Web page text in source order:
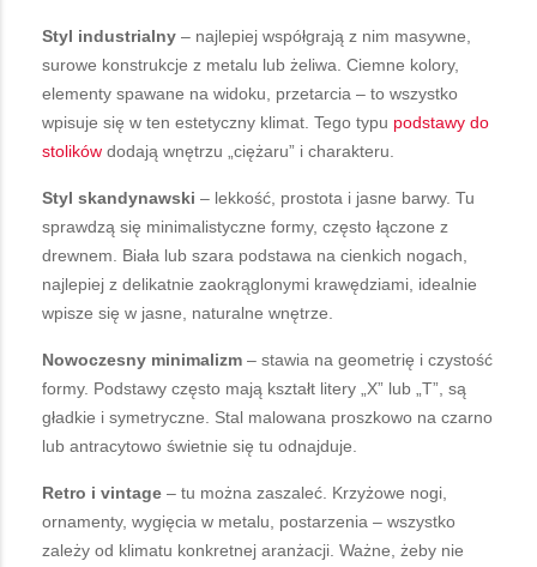
Styl industrialny – najlepiej współgrają z nim masywne,
surowe konstrukcje z metalu lub żeliwa. Ciemne kolory,
elementy spawane na widoku, przetarcia – to wszystko
wpisuje się w ten estetyczny klimat. Tego typu podstawy do
stolików dodają wnętrzu „ciężaru” i charakteru.
Styl skandynawski – lekkość, prostota i jasne barwy. Tu
sprawdzą się minimalistyczne formy, często łączone z
drewnem. Biała lub szara podstawa na cienkich nogach,
najlepiej z delikatnie zaokrąglonymi krawędziami, idealnie
wpisze się w jasne, naturalne wnętrze.
Nowoczesny minimalizm – stawia na geometrię i czystość
formy. Podstawy często mają kształt litery „X” lub „T”, są
gładkie i symetryczne. Stal malowana proszkowo na czarno
lub antracytowo świetnie się tu odnajduje.
Retro i vintage – tu można zaszaleć. Krzyżowe nogi,
ornamenty, wygięcia w metalu, postarzenia – wszystko
zależy od klimatu konkretnej aranżacji. Ważne, żeby nie